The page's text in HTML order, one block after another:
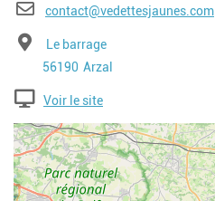
E-mailcontact@vedettesjaunes.com
AdresseLe barrage
Code postal
56190 Ville
Arzal
Voir le site
Geolocalisation